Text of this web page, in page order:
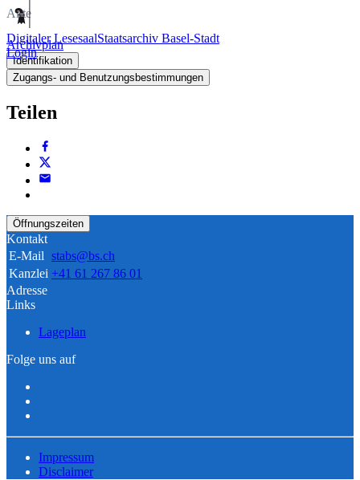
Digitaler LesesaalStaatsarchiv Basel-Stadt
Login
Akte
Archivplan
Identifikation
Zugangs- und Benutzungsbestimmungen
Teilen
Öffnungszeiten
Kontakt
E-Mail stabs@bs.ch
Kanzlei +41 61 267 86 01
Adresse
Links
Lageplan
Folge uns auf
Impressum
Disclaimer